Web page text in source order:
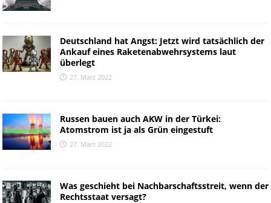
Deutschland hat Angst: Jetzt wird tatsächlich der
Ankauf eines Raketenabwehrsystems laut
überlegt
27. März 2022
Russen bauen auch AKW in der Türkei:
Atomstrom ist ja als Grün eingestuft
27. März 2022
Was geschieht bei Nachbarschaftsstreit, wenn der
Rechtsstaat versagt?